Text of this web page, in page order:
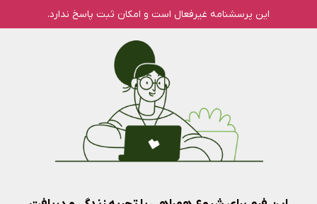
این پرسشنامه غیر‌فعال است و امکان ثبت پاسخ ندارد.